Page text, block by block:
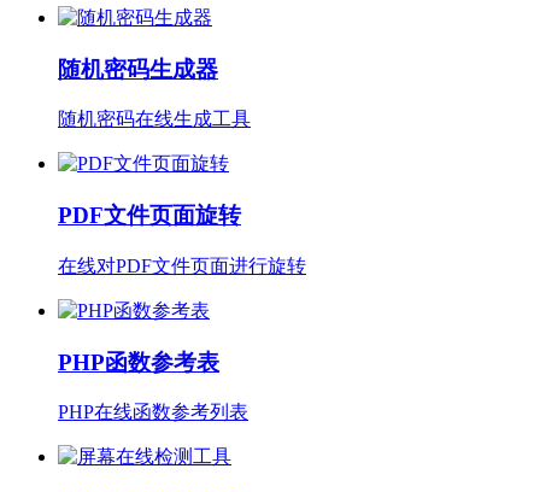
随机密码生成器
随机密码在线生成工具
PDF文件页面旋转
在线对PDF文件页面进行旋转
PHP函数参考表
PHP在线函数参考列表